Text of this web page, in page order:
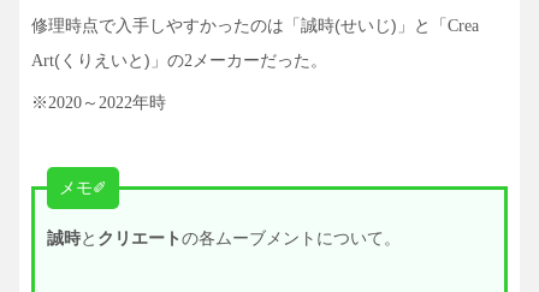
修理時点で入手しやすかったのは「 誠時(せいじ)」と「 Crea
Art(くりえいと)」 の2メーカーだった。
※2020～2022年時
メモ✐
誠時と クリエートの各ムーブメントについて。